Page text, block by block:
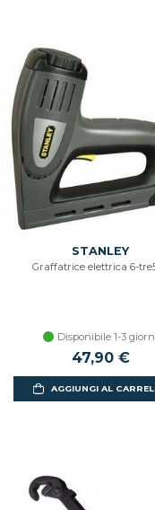
STANLEY
Graffatrice elettrica 6-
Disponibile 1-3
47,90 €
AGGIUNGI AL